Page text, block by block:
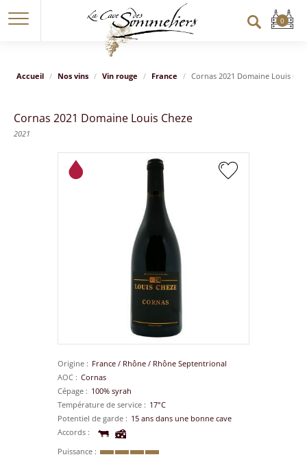
Accueil Nos vins Vin rouge France Cornas 2021 Domaine Louis
Cornas 2021 Domaine Louis Cheze
2021
Origine France / Rhône / Rhône Septentrional
AOC
Cornas
Cépage
100% syrah
Température de service
17°C
Potentiel de garde
15 ans dans une bonne cave
Accords
Puissance